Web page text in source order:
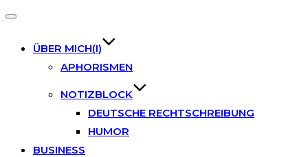
Toggle
ÜBER MICH(I)
APHORISMEN
NOTIZBLOCK
DEUTSCHE RECHTSCHREIBUNG
HUMOR
BUSINESS